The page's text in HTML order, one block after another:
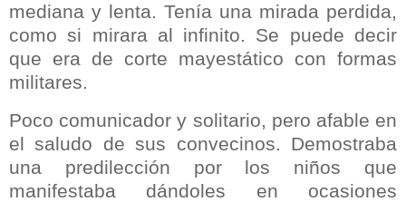
mediana y lenta. Tenía una mirada perdida,
como si mirara al infinito. Se puede decir
que era de corte mayestático con formas
militares.
Poco comunicador y solitario, pero afable en
el saludo de sus convecinos. Demostraba
una predilección por los niños que
manifestaba dándoles en ocasiones